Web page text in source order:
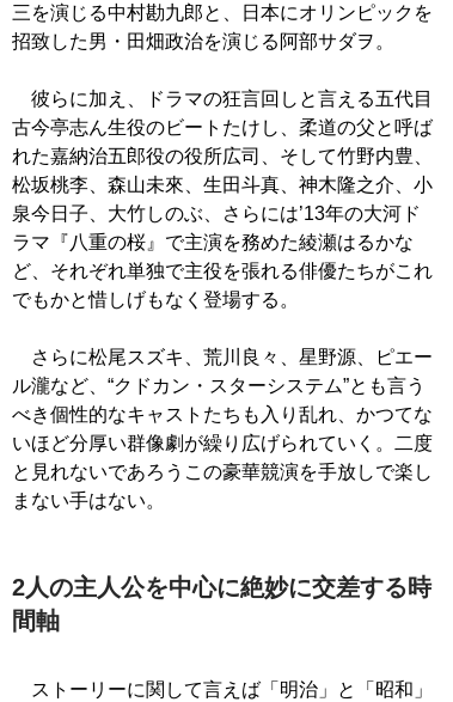
三を演じる中村勘九郎と、日本にオリンピックを
招致した男・田畑政治を演じる阿部サダヲ。
彼らに加え、ドラマの狂言回しと言える五代目
古今亭志ん生役のビートたけし、柔道の父と呼ば
れた嘉納治五郎役の役所広司、そして竹野内豊、
松坂桃李、森山未來、生田斗真、神木隆之介、小
泉今日子、大竹しのぶ、さらには’13年の大河ド
ラマ『八重の桜』で主演を務めた綾瀬はるかな
ど、それぞれ単独で主役を張れる俳優たちがこれ
でもかと惜しげもなく登場する。
さらに松尾スズキ、荒川良々、星野源、ピエー
ル瀧など、“クドカン・スターシステム”とも言う
べき個性的なキャストたちも入り乱れ、かつてな
いほど分厚い群像劇が繰り広げられていく。二度
と見れないであろうこの豪華競演を手放しで楽し
まない手はない。
2人の主人公を中心に絶妙に交差する時
間軸
ストーリーに関して言えば「明治」と「昭和」